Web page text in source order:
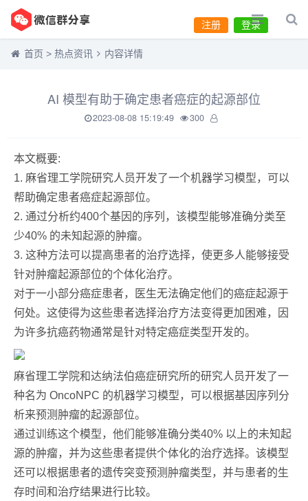
登录
注册
首页 > 热点资讯 内容详情
AI 模型有助于确定患者癌症的起源部位
2023-08-08 15:19:49 300
本文概要:
1. 麻省理工学院研究人员开发了一个机器学习模型，可以
帮助确定患者癌症起源部位。
2. 通过分析约400个基因的序列，该模型能够准确分类至
少40% 的未知起源的肿瘤。
3. 这种方法可以提高患者的治疗选择，使更多人能够接受
针对肿瘤起源部位的个体化治疗。
对于一小部分癌症患者，医生无法确定他们的癌症起源于
何处。这使得为这些患者选择治疗方法变得更加困难，因
为许多抗癌药物通常是针对特定癌症类型开发的。
麻省理工学院和达纳法伯癌症研究所的研究人员开发了一
种名为 OncoNPC 的机器学习模型，可以根据基因序列分
析来预测肿瘤的起源部位。
通过训练这个模型，他们能够准确分类40% 以上的未知起
源的肿瘤，并为这些患者提供个体化的治疗选择。该模型
还可以根据患者的遗传突变预测肿瘤类型，并与患者的生
存时间和治疗结果进行比较。